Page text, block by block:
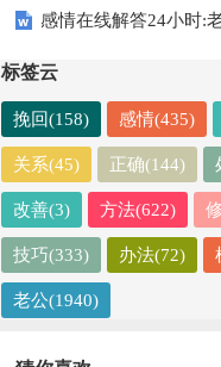
来怎么办：看看这招
感情在线解答24小时:
标签云
挽回(158) 感情(435)
关系(45) 正确(144)
改善(3) 方法(622)
技巧(333) 办法(72)
老公(1940)